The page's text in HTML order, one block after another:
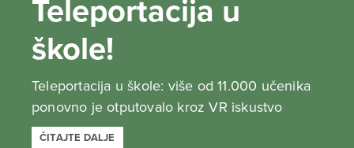
Teleportacija u
škole!
Teleportacija u škole: više od 11.000 učenika
ponovno je otputovalo kroz VR iskustvo
ČITAJTE DALJE